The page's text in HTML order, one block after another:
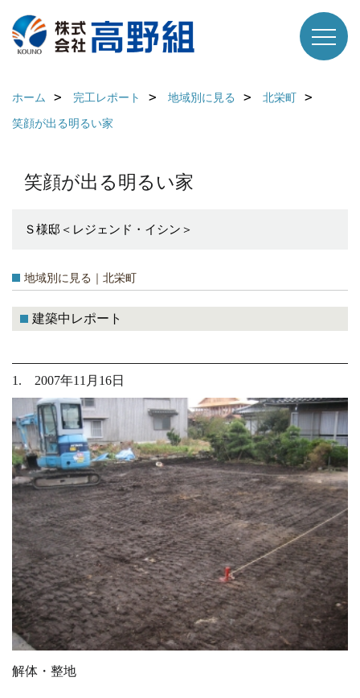
ホーム 完工レポート 地域別に見る
北栄町
笑顔が出る明るい家
笑顔が出る明るい家
Ｓ様邸＜レジェンド・イシン＞
地域別に見る｜北栄町
建築中レポート
1. 2007年11月16日
解体・整地